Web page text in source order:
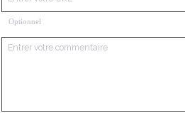
Optionnel